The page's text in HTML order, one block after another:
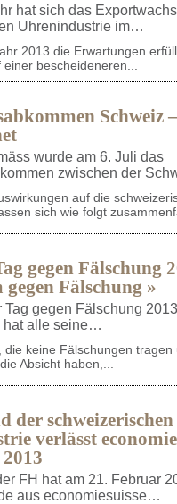
hat sich das
Uhrenindustrie im…
2013 die Erwartungen
bescheideneren...
Schweiz
wurde am 6. Juli das
zwischen der
auf die
sich wie folgt
gegen Fälschung
gegen Fälschung »
Tag gegen Fälschung
hat alle seine…
die keine Fälschungen
Absicht haben,...
der schweizerischen
verlässt
FH hat am 21. Februar
aus economiesuisse…